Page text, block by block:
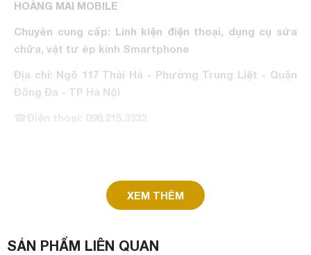
HOÀNG MAI MOBILE
Chuyên cung cấp: Linh kiện điện thoại, dụng cụ sửa
chữa, vật tư ép kính Smartphone
Địa chỉ: Ngõ 117 Thái Hà - Phường Trung Liệt - Quận
Đống Đa - TP Hà Nội
☎ Điện thoại: 098.215.3333
XEM THÊM
SẢN PHẨM LIÊN QUAN